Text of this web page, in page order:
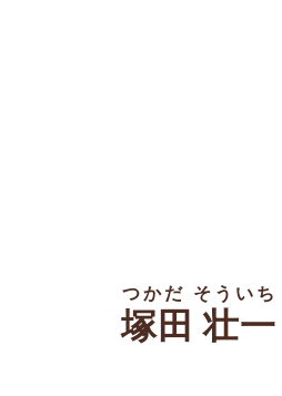
塚田 壮一
つかだ そういち